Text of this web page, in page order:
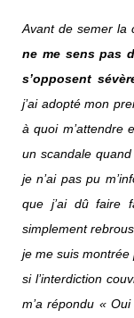
Avant de semer la
ne me sens pas
s’opposent
j’ai adopté mon
à quoi m’attendre
un scandale
je n’ai pas pu
que j’ai dû faire
simplement
je me suis montrée
si l’interdiction
m’a répondu «